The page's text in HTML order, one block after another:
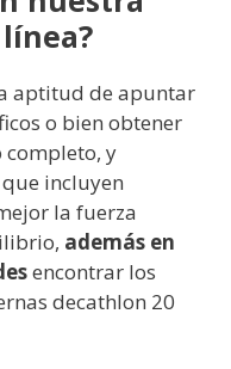
aptitud de apuntar
o bien obtener
completo, y
incluyen
la fuerza
además en
encontrar los
decathlon 20